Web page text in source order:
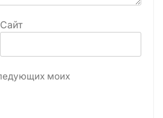
Сайт
моих